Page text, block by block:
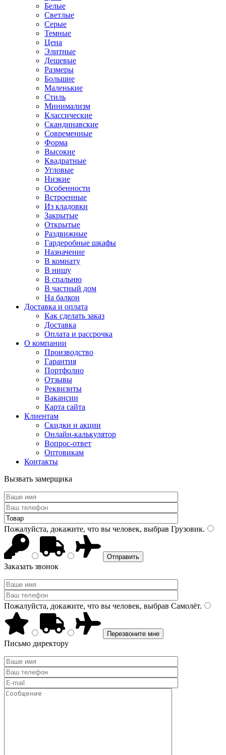
Белые
Светлые
Серые
Темные
Цена
Элитные
Дешевые
Размеры
Большие
Маленькие
Стиль
Минимализм
Классические
Скандинавские
Современные
Форма
Высокие
Квадратные
Угловые
Низкие
Особенности
Встроенные
Из кладовки
Закрытые
Открытые
Раздвижные
Гардеробные шкафы
Назначение
В комнату
В нишу
В спальню
В частный дом
На балкон
Доставка и оплата
Как сделать заказ
Доставка
Оплата и рассрочка
О компании
Производство
Гарантия
Портфолио
Отзывы
Реквизиты
Вакансии
Карта сайта
Клиентам
Скидки и акции
Онлайн-калькулятор
Вопрос-ответ
Оптовикам
Контакты
Вызвать замерщика
Пожалуйста, докажите, что вы человек, выбрав Грузовик.
Заказать звонок
Пожалуйста, докажите, что вы человек, выбрав Самолёт.
Письмо директору